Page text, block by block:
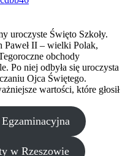
uroczyste Święto Szkoły.
Paweł II – wielki Polak,
obchody
Po niej odbyła się uroczysta
Ojca Świętego.
wartości, które głosił